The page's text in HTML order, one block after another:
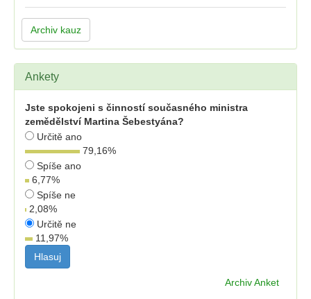
Archiv kauz
Ankety
Jste spokojeni s činností současného ministra
zemědělství Martina Šebestyána?
Určitě ano
79,16%
Spíše ano
6,77%
Spíše ne
2,08%
Určitě ne
11,97%
Archiv Anket